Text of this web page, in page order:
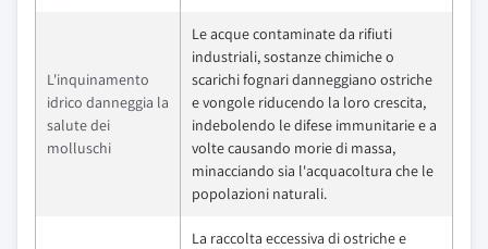
L'inquinamento
idrico danneggia la
salute dei
molluschi
Le acque contaminate da rifiuti
industriali, sostanze chimiche o
scarichi fognari danneggiano ostriche
e vongole riducendo la loro crescita,
indebolendo le difese immunitarie e a
volte causando morie di massa,
minacciando sia l'acquacoltura che le
popolazioni naturali.
La raccolta eccessiva di ostriche e